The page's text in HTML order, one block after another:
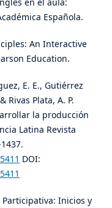
Española.
An Interactive
Education.
E. E., Gutiérrez
Rivas Plata, A. P.
la producción
Latina Revista
DOI:
Participativa: Inicios y